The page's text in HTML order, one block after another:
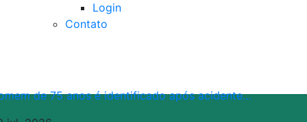
Login
Contato
de 75 anos é identificado após acidente…